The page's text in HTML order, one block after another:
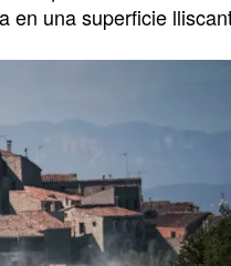
en una superficie